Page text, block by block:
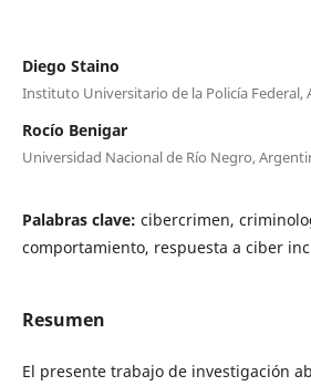
Diego Staino
Instituto Universitario de la Policía Federal,
Rocío Benigar
Universidad Nacional de Río Negro,
Palabras clave: cibercrimen,
comportamiento, respuesta a ciber
Resumen
El presente trabajo de investigación